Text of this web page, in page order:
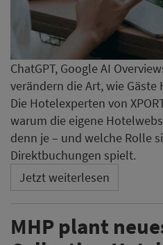
ChatGPT, Google AI
verändern die Art, wie
Die Hotelexperten von
warum die eigene
denn je – und welche Rolle
Direktbuchungen spielt.
Jetzt weiterlesen
MHP plant